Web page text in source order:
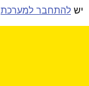
יש להתחבר למערכת